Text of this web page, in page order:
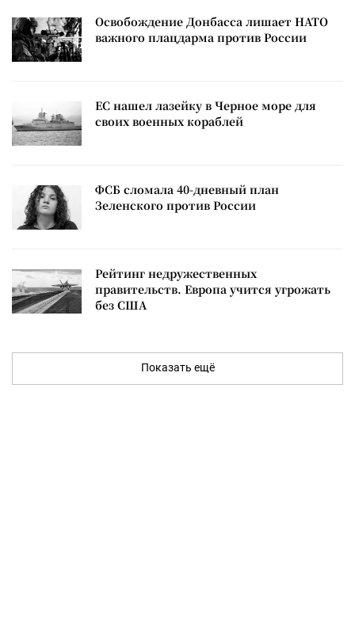
Освобождение Донбасса лишает НАТО
важного плацдарма против России
ЕС нашел лазейку в Черное море для
своих военных кораблей
ФСБ сломала 40-дневный план
Зеленского против России
Рейтинг недружественных
правительств. Европа учится угрожать
без США
Показать ещё